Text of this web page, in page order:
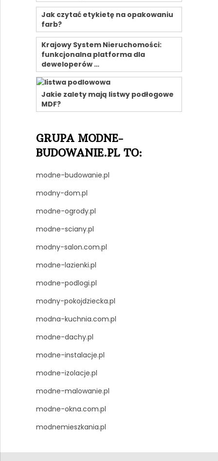
Jak czytać etykietę na opakowaniu
farb?
Krajowy System Nieruchomości:
funkcjonalna platforma dla
deweloperów …
Jakie zalety mają listwy podłogowe
MDF?
GRUPA MODNE-
BUDOWANIE.PL TO:
modne-budowanie.pl
modny-dom.pl
modne-ogrody.pl
modne-sciany.pl
modny-salon.com.pl
modne-lazienki.pl
modne-podlogi.pl
modny-pokojdziecka.pl
modna-kuchnia.com.pl
modne-dachy.pl
modne-instalacje.pl
modne-izolacje.pl
modne-malowanie.pl
modne-okna.com.pl
modnemieszkania.pl